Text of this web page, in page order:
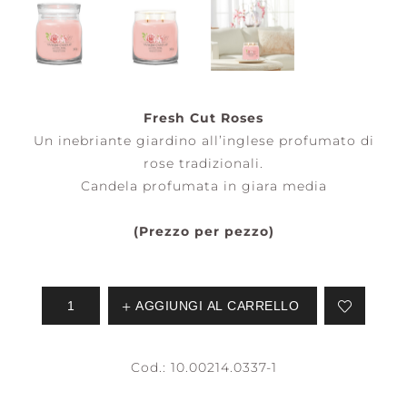
Fresh Cut Roses
Un inebriante giardino all’inglese profumato di
rose tradizionali.
Candela profumata in giara media
(Prezzo per pezzo)
AGGIUNGI AL CARRELLO
Cod.: 10.00214.0337-1